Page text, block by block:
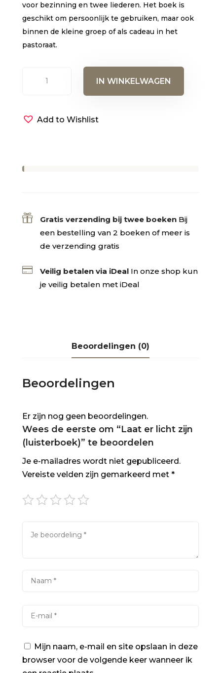
voor bezinning en twee liederen. Het boek is
geschikt om persoonlijk te gebruiken, maar ook
binnen de kleine groep of als cadeau in het
pastoraat.
zijn
(luisterboek)
IN WINKELWAGEN
Add to Wishlist
 Gratis verzending bij twee boeken Bij
een bestelling van 2 boeken of meer is
de verzending gratis
 Veilig betalen via iDeal In onze shop kun
je veilig betalen met iDeal
Beoordelingen (0)
Beoordelingen
Er zijn nog geen beoordelingen.
Wees de eerste om “Laat er licht zijn
(luisterboek)” te beoordelen
Je e-mailadres wordt niet gepubliceerd.
Vereiste velden zijn gemarkeerd met *
Mijn naam, e-mail en site opslaan in deze
browser voor de volgende keer wanneer ik